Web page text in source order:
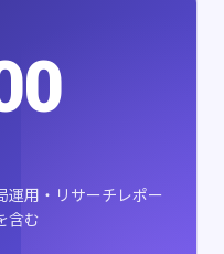
運用・リサーチレポー
含む